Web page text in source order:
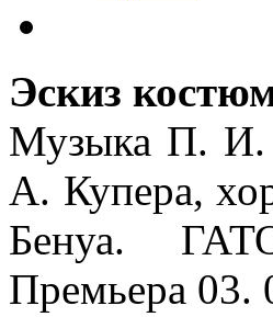
Эскиз
Музыка П. И.
А. Купера,
Бенуа.
Премьера 03.